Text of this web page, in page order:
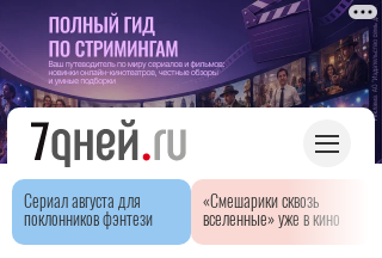
Сериал августа для
поклонников фэнтези
«Смешарики сквозь
вселенные» уже в кино